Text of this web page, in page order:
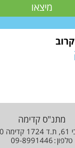
מתנ"ס קדימה
טלפון 09-8991446